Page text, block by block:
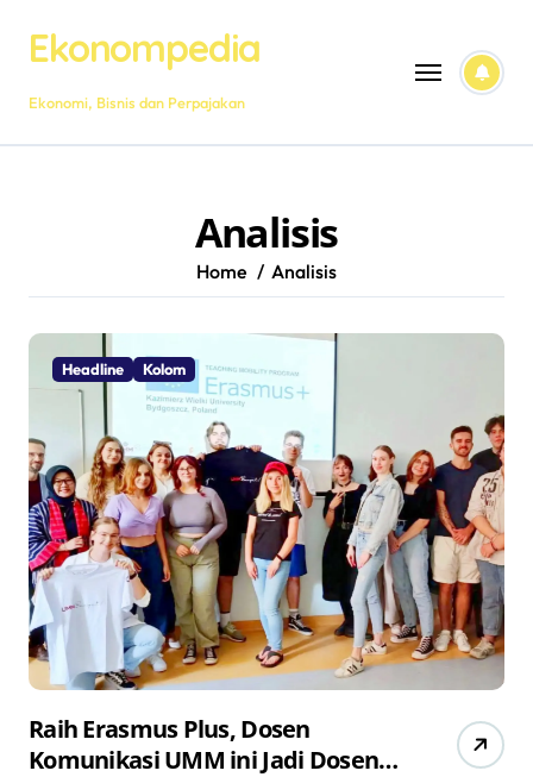
contentEkonompedia
Ekonomi, Bisnis dan Perpajakan
Analisis
Home Analisis
Headline Kolom
Raih Erasmus Plus, Dosen
Komunikasi UMM ini Jadi Dosen